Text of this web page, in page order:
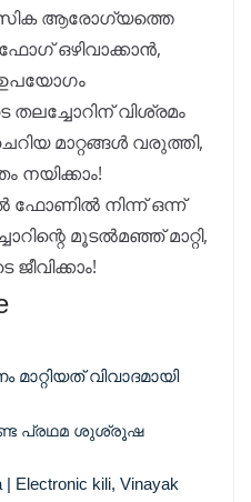
ആരോഗ്യത്തെ
ഒഴിവാക്കാൻ,
വിശ്രമം
മാറ്റങ്ങൾ വരുത്തി,
നയിക്കാം!
നിന്ന് ഒന്ന്
മൂടൽമഞ്ഞ് മാറ്റി,
മാറ്റിയത് വിവാദമായി
പ്രഥമ ശുശ്രൂഷ
| Electronic kili, Vinayak